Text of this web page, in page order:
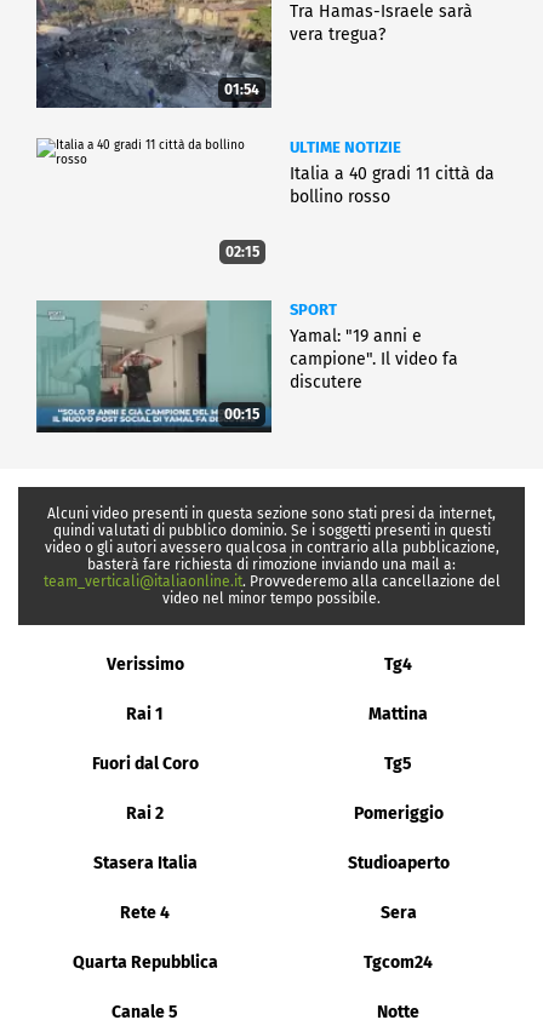
01:54
Tra Hamas-Israele sarà
vera tregua?
02:15
ULTIME NOTIZIE
Italia a 40 gradi 11 città da
bollino rosso
00:15
SPORT
Yamal: "19 anni e
campione". Il video fa
discutere
Alcuni video presenti in questa sezione sono stati presi da internet,
quindi valutati di pubblico dominio. Se i soggetti presenti in questi
video o gli autori avessero qualcosa in contrario alla pubblicazione,
basterà fare richiesta di rimozione inviando una mail a:
team_verticali@italiaonline.it. Provvederemo alla cancellazione del
video nel minor tempo possibile.
Verissimo Tg4
Rai 1 Mattina
Fuori dal Coro Tg5
Rai 2 Pomeriggio
Stasera Italia Studioaperto
Rete 4 Sera
Quarta Repubblica Tgcom24
Canale 5 Notte